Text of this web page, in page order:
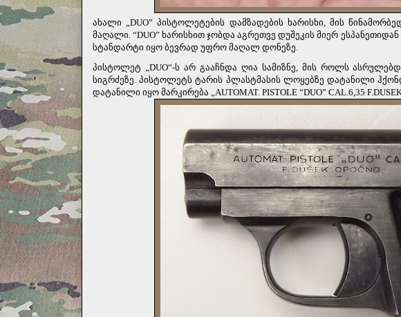
ახალი „DUO” პისტოლეტების დამზადების ხარისხი, მის
მაღალი. “DUO” ხარისხით ჯობდა აგრეთვე დუშეკის მიერ ესპანეთიდან
სტანდარტი იყო ბევრად უფრო მაღალ დონეზე.
პისტოლეტ „ DUO“-ს არ გააჩნდა ღია სამიზნე, მის როლს
სიგრძეზე. პისტოლეტს ტარის პლასტმასის ლოყებზე დატანილი
დატანილი იყო მარკირება „AUTOMAT. PISTOLE “DUO” CAL.6,35